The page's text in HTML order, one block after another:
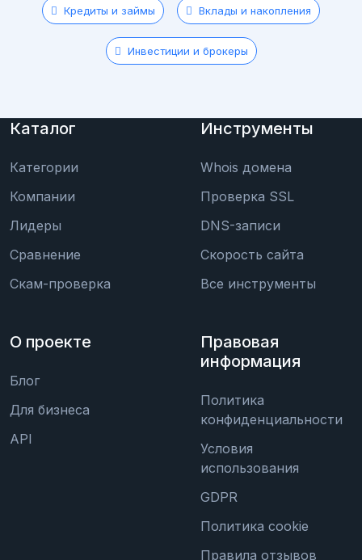
Кредиты и займы Вклады и накопления
Инвестиции и брокеры
Каталог
Категории
Компании
Лидеры
Сравнение
Скам-проверка
Инструменты
Whois домена
Проверка SSL
DNS-записи
Скорость сайта
Все инструменты
О проекте
Блог
Для бизнеса
API
Правовая
информация
Политика
конфиденциальности
Условия
использования
GDPR
Политика cookie
Правила отзывов